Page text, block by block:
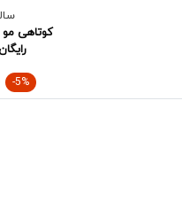
کوتاهی
-5%